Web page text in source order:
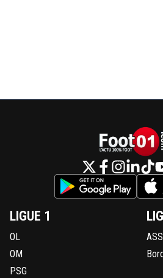
LIGUE 1
OL
OM
PSG